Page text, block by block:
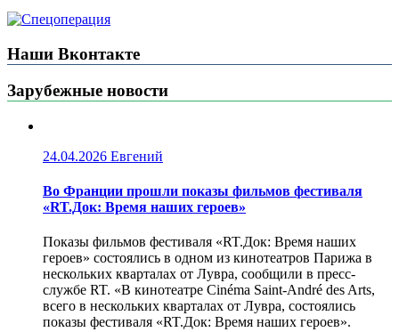
Наши Вконтакте
Зарубежные новости
24.04.2026 Евгений
Во Франции прошли показы фильмов фестиваля
«RT.Док: Время наших героев»
Показы фильмов фестиваля «RT.Док: Время наших
героев» состоялись в одном из кинотеатров Парижа в
нескольких кварталах от Лувра, сообщили в пресс-
службе RT. «В кинотеатре Cinéma Saint-André des Arts,
всего в нескольких кварталах от Лувра, состоялись
показы фестиваля «RT.Док: Время наших героев».